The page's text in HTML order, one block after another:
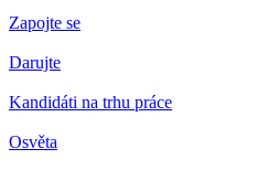
Zapojte se
Darujte
Kandidáti na trhu práce
Osvěta